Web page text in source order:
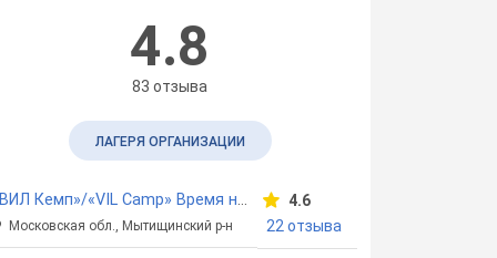
4.8
83 отзыва
ЛАГЕРЯ ОРГАНИЗАЦИИ
«ВИЛ Кемп»/«VIL Camp» Время новых открытий
Московская обл., Мытищинский р-н
4.6
22 отзыва